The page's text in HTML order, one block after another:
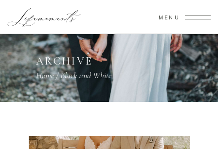
MENU
ARCHIVE
Home/Black and White